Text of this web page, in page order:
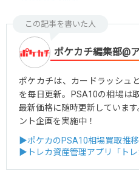
この記事を書いた人
ポケカチ編集部@
ポケカチは、カードラッシュ
を毎日更新。PSA10の相場は
最新価格に随時更新していま
ント企画を実施中！
▶ポケカのPSA10相場買取推
▶トレカ資産管理アプリ「ト